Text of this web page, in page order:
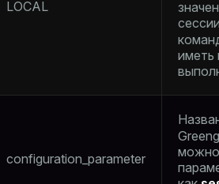
LOCAL
иметь
configuration_parameter
можно